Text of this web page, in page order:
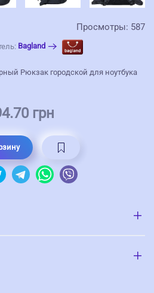
Просмотры: 587
Bagland
Рюкзак городской для ноутбука
грн